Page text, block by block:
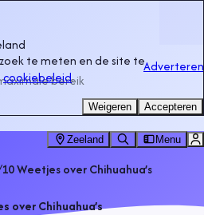
bereik
Adverteren
Zeeland Menu
10 Weetjes over Chihuahua’s
over Chihuahua’s
te meten en de site te
cookiebeleid.
Weigeren Accepteren